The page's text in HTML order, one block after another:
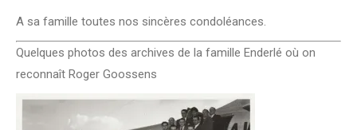
A sa famille toutes nos sincères condoléances.
Quelques photos des archives de la famille Enderlé où on
reconnaît Roger Goossens